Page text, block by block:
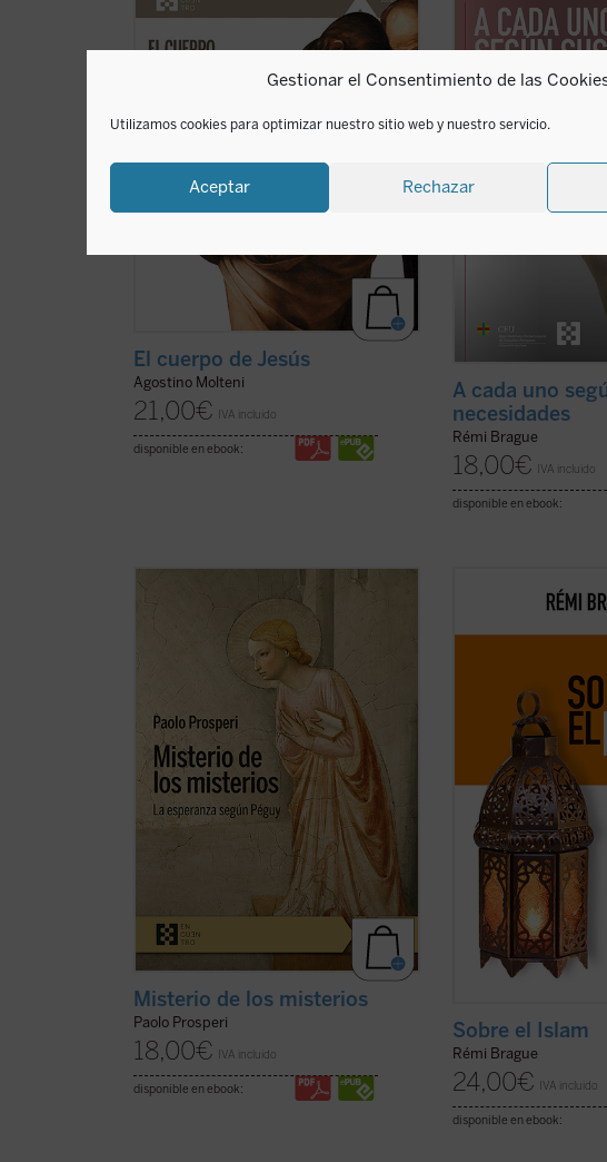
Gestionar el Consentimiento de las
Utilizamos cookies para optimizar nuestro sitio web y nuestro servicio.
Aceptar Rechazar
nuestro? ¿Cómo pensó Joseph Ratzinger
el cuerpo de Jesús? No como un detalle
(ver ficha)
El cuerpo de Jesús
Agostino Molteni
21,00€ IVA incluido
disponible en ebook:
concepto demundo.
breves capítulos
a todos los ...(ver
A cada uno
necesidades
Rémi Brague
18,00€ IVA incluido
disponible en ebook:
Paolo Prosperi no pretende en este
ensayo ofrecer un comentario
exhaustivo sobre losMisterios
sino que se fija un objetivo más
circunscrito, pero no menos difícil:
intentar comprender las razones que
llevan al autor de este ...(ver ficha)
Misterio de los misterios
Paolo Prosperi
18,00€ IVA incluido
disponible en ebook:
El Islam es objeto de
¿qué es el Islam?
sus propios dogmas y
civilización? Rémi
estas cuestiones ...
Sobre el Islam
Rémi Brague
24,00€ IVA incluido
disponible en ebook: